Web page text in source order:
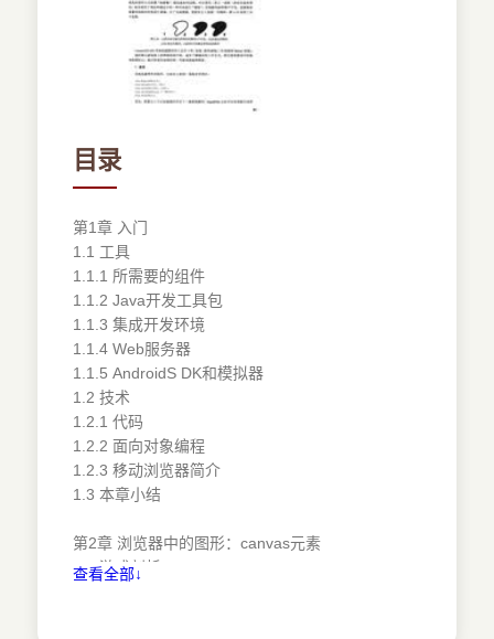
目录
第1章 入门
1.1 工具
1.1.1 所需要的组件
1.1.2 Java开发工具包
1.1.3 集成开发环境
1.1.4 Web服务器
1.1.5 AndroidS DK和模拟器
1.2 技术
1.2.1 代码
1.2.2 面向对象编程
1.2.3 移动浏览器简介
1.3 本章小结
第2章 浏览器中的图形：canvas元素
2.1 游戏剖析
查看全部↓